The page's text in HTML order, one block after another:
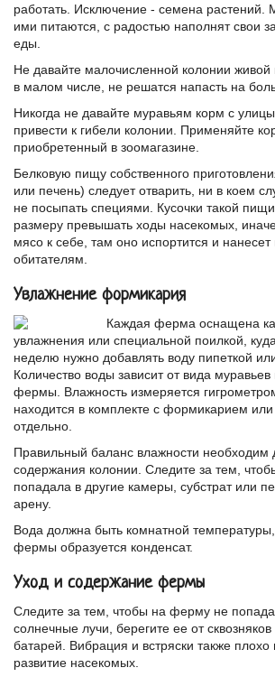
работать. Исключение - семена растений.
ими питаются, с радостью наполнят свои
еды.
Не давайте малочисленной колонии
в малом числе, не решатся напасть на
Никогда не давайте муравьям корм с
привести к гибели колонии. Применяйте
приобретенный в зоомагазине.
Белковую пищу собственного
или печень) следует отварить, ни в коем
не посыпать специями. Кусочки такой
размеру превышать ходы насекомых,
мясо к себе, там оно испортится и нанесет
обитателям.
Увлажнение формикария
Каждая ферма оснащена
увлажнения или специальной поилкой,
неделю нужно добавлять воду пипеткой
Количество воды зависит от вида муравьев
фермы. Влажность измеряется
находится в комплекте с формикарием или
отдельно.
Правильный баланс влажности необходим
содержания колонии. Следите за тем,
попадала в другие камеры, субстрат или
арену.
Вода должна быть комнатной
фермы образуется конденсат.
Уход и содержание фермы
Следите за тем, чтобы на ферму не
солнечные лучи, берегите ее от
батарей. Вибрация и встряски также
развитие насекомых.